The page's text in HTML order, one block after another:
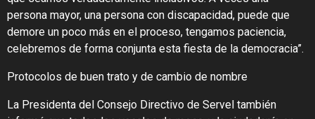
persona mayor, una persona con discapacidad, puede que
demore un poco más en el proceso, tengamos paciencia,
celebremos de forma conjunta esta fiesta de la democracia”.
Protocolos de buen trato y de cambio de nombre
La Presidenta del Consejo Directivo de Servel también